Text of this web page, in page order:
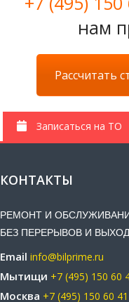
нам
Рассчитать
Записаться на ТО
КОНТАКТЫ
РЕМОНТ И
БЕЗ ПЕРЕРЫВОВ И
Email info@bilprime.ru
Мытищи +7 (495) 150 60
Москва +7 (495) 150 60 41